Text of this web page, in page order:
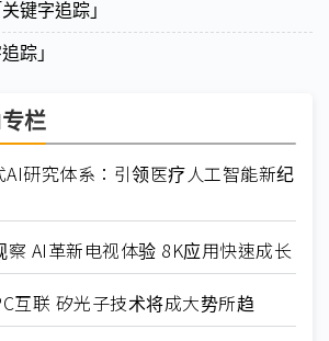
键字追踪」
踪」
栏
AI研究体系：引领医疗人工智能新纪
察 AI革新电视体验 8K应用快速成长
互联 矽光子技术将成大势所趋